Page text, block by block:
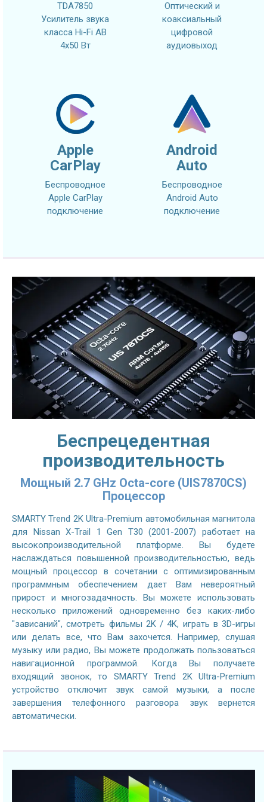
TDA7850
Усилитель звука
класса Hi-Fi AB
4x50 Вт
Оптический и
коаксиальный
цифровой
аудиовыход
Apple
CarPlay
Беспроводное
Apple CarPlay
подключение
Android
Auto
Беспроводное
Android Auto
подключение
Беспрецедентная
производительность
Мощный 2.7 GHz Octa-core (UIS7870CS)
Процессор
SMARTY Trend 2K Ultra-Premium автомобильная магнитола
для Nissan X-Trail 1 Gen T30 (2001-2007) работает на
высокопроизводительной платформе. Вы будете
наслаждаться повышенной производительностью, ведь
мощный процессор в сочетании с оптимизированным
программным обеспечением дает Вам невероятный
прирост и многозадачность. Вы можете использовать
несколько приложений одновременно без каких-либо
"зависаний", смотреть фильмы 2K / 4K, играть в 3D-игры
или делать все, что Вам захочется. Например, слушая
музыку или радио, Вы можете продолжать пользоваться
навигационной программой. Когда Вы получаете
входящий звонок, то SMARTY Trend 2K Ultra-Premium
устройство отключит звук самой музыки, а после
завершения телефонного разговора звук вернется
автоматически.